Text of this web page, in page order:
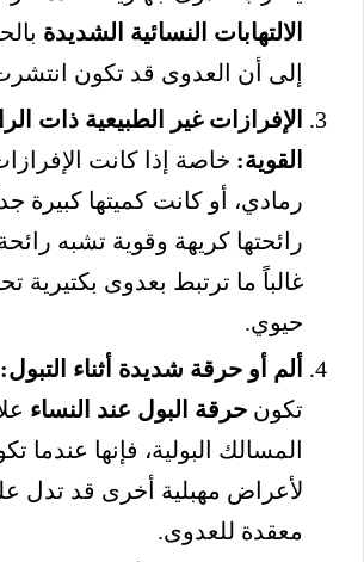
الالتهابات النسائية الشديدة
إلى أن العدوى قد تكون
الإفرازات غير الطبيعية ذات
القوية: خاصة إذا كانت
رمادي، أو كانت كميتها كبيرة
رائحتها كريهة وقوية تشبه
غالباً ما ترتبط بعدوى بكتيرية
حيوي.
ألم أو حرقة شديدة أثناء التبول:
تكون حرقة البول عند النساء
المسالك البولية، فإنها عندما
لأعراض مهبلية أخرى قد تدل
معقدة للعدوى.